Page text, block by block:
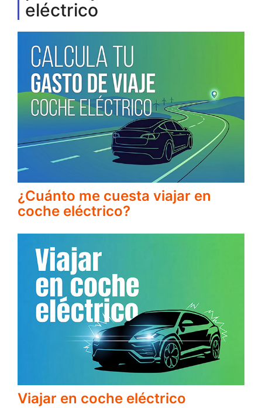
eléctrico
¿Cuánto me cuesta viajar en
coche eléctrico?
Viajar en coche eléctrico